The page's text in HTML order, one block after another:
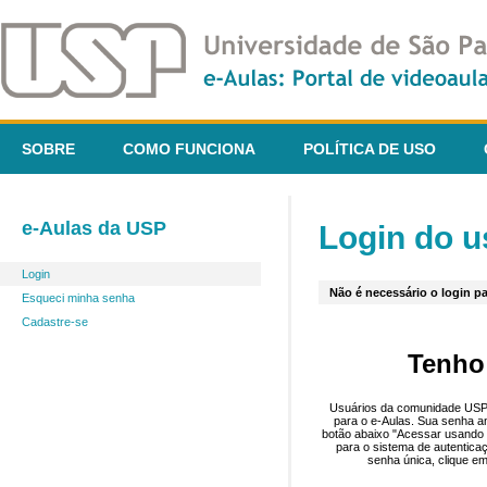
SOBRE COMO FUNCIONA POLÍTICA DE USO
e-Aulas da USP
Login
Esqueci minha senha
Cadastre-se
Login do
Não é necessário o login
Usuários da comunidade
para o e-Aulas. Sua senha
botão abaixo "Acessar
para o sistema de
senha única, clique